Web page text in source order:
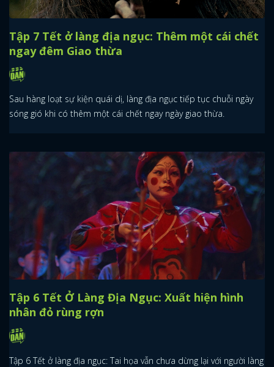
Tập 7 Tết ở làng địa ngục: Thêm một cái chết
ngay đêm Giao thừa
Sau hàng loạt sự kiện quái dị, làng địa ngục tiếp tục chuỗi ngày
sóng gió khi có thêm một cái chết ngay ngày giao thừa.
Tập 6 Tết Ở Làng Địa Ngục: Xuất hiện hình
nhân đỏ rùng rợn
Tập 6 Tết ở làng địa ngục: Tai họa vẫn chưa dừng lại với người làng